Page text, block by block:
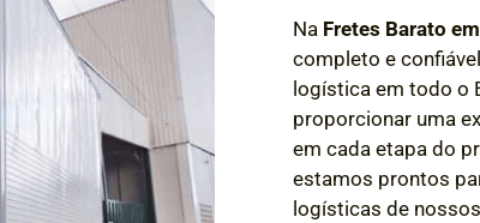
Na Fretes Barato
completo e
logística em todo o
proporcionar uma
em cada etapa do
estamos prontos
logísticas de